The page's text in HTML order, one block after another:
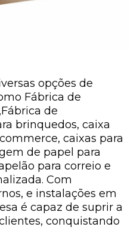
opções de
Fábrica de
de
brinquedos, caixa
caixas para
de papel para
para correio e
Com
e instalações em
é capaz de suprir a
conquistando